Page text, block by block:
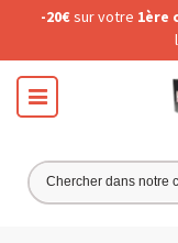
-20€sur votre 1ère